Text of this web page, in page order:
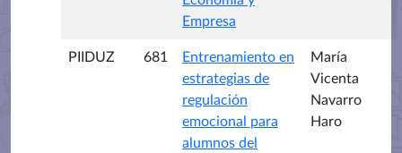
Empresa
PIIDUZ 681
Entrenamiento en
estrategias de
regulación
emocional para
alumnos del
María
Vicenta
Navarro
Haro